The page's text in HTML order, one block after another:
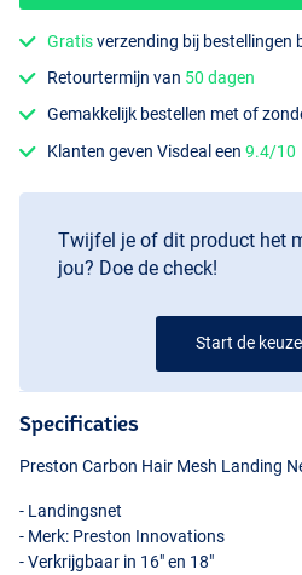
18"
Gratisverzending bij bestellingen
Retourtermijn van 50 dagen
Gemakkelijk bestellen met of
Klanten geven Visdeal een9.4/10
Twijfel je of dit product het
jou? Doe de check!
Start de
Specificaties
Preston Carbon Hair Mesh Landing
- Landingsnet
- Merk: Preston Innovations
- Verkrijgbaar in 16" en 18"